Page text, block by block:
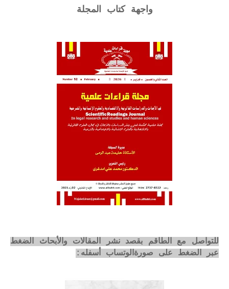
واجهة كتاب المجلة
للتواصل مع الطاقم بقصد نشر المقالات والأبحاث الضغط
عبر الضغط على صورةالوتساب أسفله: